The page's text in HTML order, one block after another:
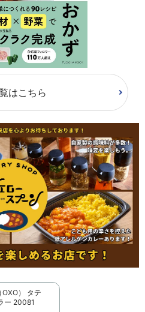
はこちら
OXO） タテ
ー 20081